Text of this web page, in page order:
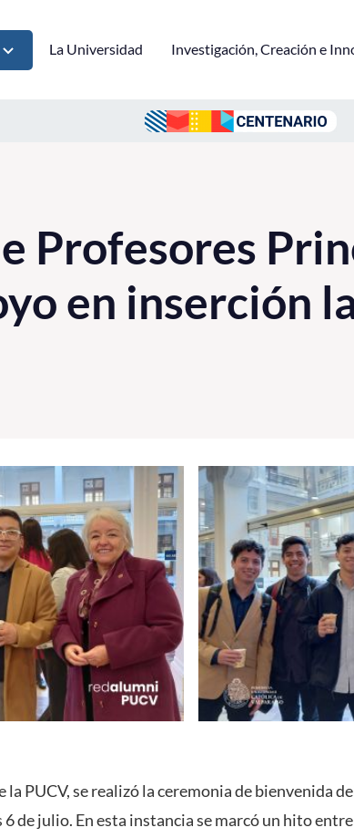
La Universidad Investigación, Creación e
Profesores
en inserción
la PUCV, se realizó la ceremonia de bienvenida
de julio. En esta instancia se marcó un hito